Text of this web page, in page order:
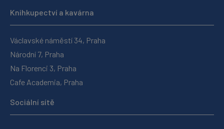
Knihkupectví a kavárna
Václavské náměstí 34, Praha
Národní 7, Praha
Na Florenci 3, Praha
Cafe Academia, Praha
Sociální sítě